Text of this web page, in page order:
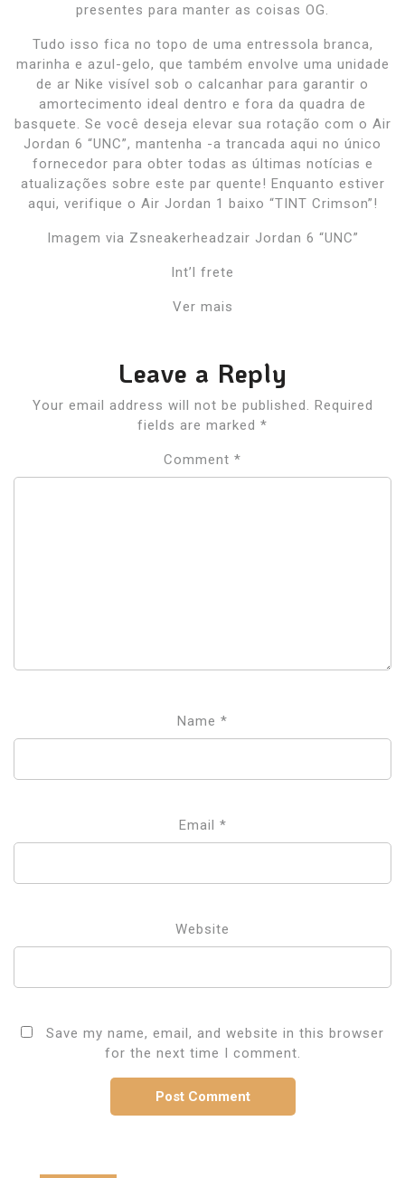
presentes para manter as coisas OG.
Tudo isso fica no topo de uma entressola branca,
marinha e azul-gelo, que também envolve uma unidade
de ar Nike visível sob o calcanhar para garantir o
amortecimento ideal dentro e fora da quadra de
basquete. Se você deseja elevar sua rotação com o Air
Jordan 6 “UNC”, mantenha -a trancada aqui no único
fornecedor para obter todas as últimas notícias e
atualizações sobre este par quente! Enquanto estiver
aqui, verifique o Air Jordan 1 baixo “TINT Crimson”!
Imagem via Zsneakerheadzair Jordan 6 “UNC”
Int’l frete
Ver mais
Leave a Reply
Your email address will not be published.
Required
fields are marked *
Comment *
Name *
Email *
Website
Save my name, email, and website in this browser
for the next time I comment.